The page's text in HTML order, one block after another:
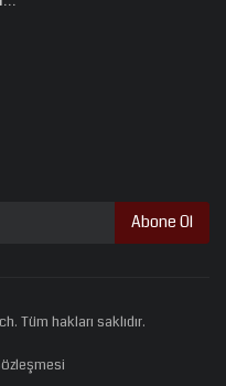
Abone Ol
Tüm hakları saklıdır.